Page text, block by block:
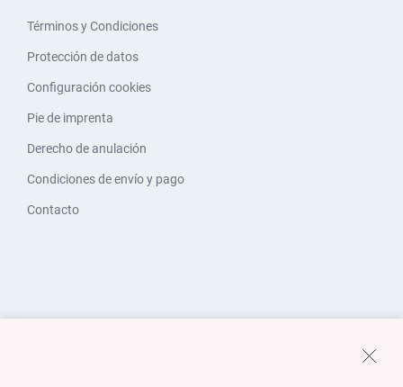
Términos y Condiciones
Protección de datos
Configuración cookies
Pie de imprenta
Derecho de anulación
Condiciones de envío y pago
Contacto